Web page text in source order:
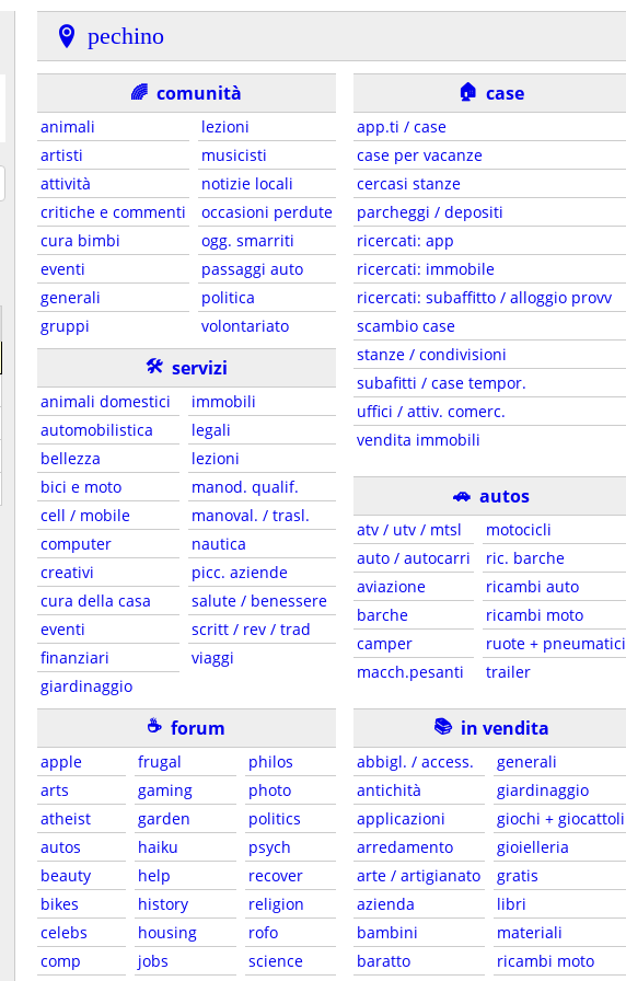
pechino
🌈 comunità
animali
artisti
attività
critiche e commenti
cura bimbi
eventi
generali
gruppi
lezioni
musicisti
notizie locali
occasioni perdute
ogg. smarriti
passaggi auto
politica
volontariato
🛠 servizi
animali domestici
automobilistica
bellezza
bici e moto
cell / mobile
computer
creativi
cura della casa
eventi
finanziari
giardinaggio
immobili
legali
lezioni
manod. qualif.
manoval. / trasl.
nautica
picc. aziende
salute / benessere
scritt / rev / trad
viaggi
☕ forum
apple
arts
atheist
autos
beauty
bikes
celebs
comp
frugal
gaming
garden
haiku
help
history
housing
jobs
philos
photo
politics
psych
recover
religion
rofo
science
🏠 case
app.ti / case
case per vacanze
cercasi stanze
parcheggi / depositi
ricercati: app
ricercati: immobile
ricercati: subaffitto / alloggio provv
scambio case
stanze / condivisioni
subafitti / case tempor.
uffici / attiv. comerc.
vendita immobili
🚗 autos
atv / utv / mtsl
auto / autocarri
aviazione
barche
camper
macch.pesanti
motocicli
ric. barche
ricambi auto
ricambi moto
ruote + pneumatici
trailer
📚 in vendita
abbigl. / access.
antichità
applicazioni
arredamento
arte / artigianato
azienda
bambini
baratto
generali
giardinaggio
giochi + giocattoli
gioielleria
gratis
libri
materiali
ricambi moto